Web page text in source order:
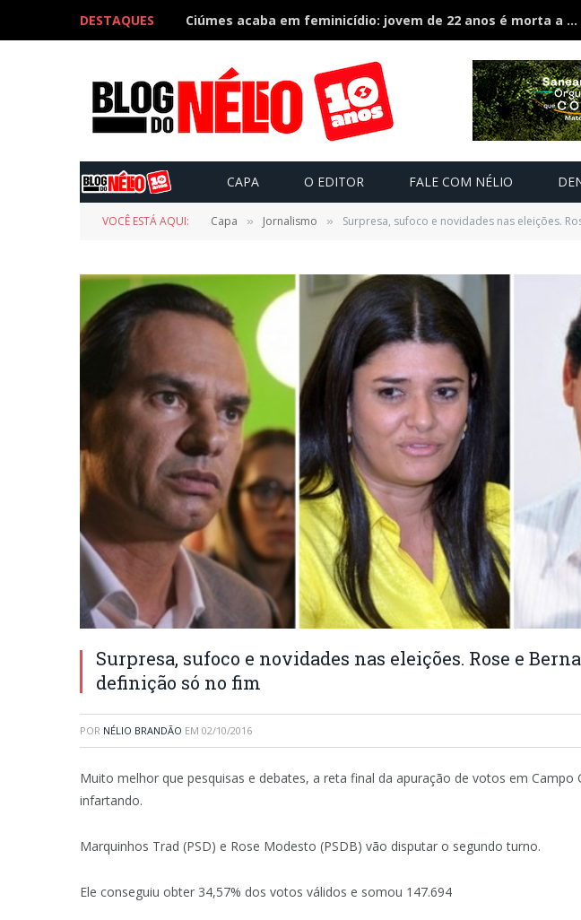
DESTAQUES Ciúmes acaba em feminicídio: jovem de 22 anos é morta a facão pelo companheiro
CAPA O EDITOR FALE COM NÉLIO
VOCÊ ESTÁ AQUI: Capa » Jornalismo » Surpresa, sufoco e novidades nas eleições.
Surpresa, sufoco e novidades nas eleições. Rose e
definição só no fim
POR NÉLIO BRANDÃO EM 02/10/2016
Muito melhor que pesquisas e debates, a reta final da apuração de votos em Campo
infartando.
Marquinhos Trad (PSD) e Rose Modesto (PSDB) vão disputar o segundo turno.
Ele conseguiu obter 34,57% dos votos válidos e somou 147.694